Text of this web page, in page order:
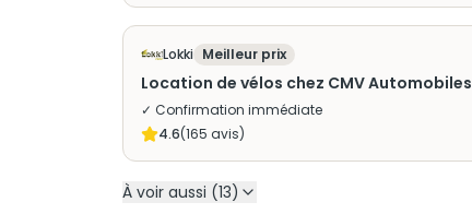
Lokki Meilleur prix
Location de vélos chez CMV Automobiles
✓ Confirmation immédiate
4.6(165 avis)
À voir aussi (13)